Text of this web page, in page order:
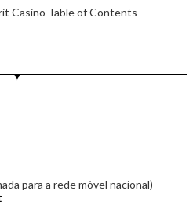
Casino Table of Contents
para a rede móvel nacional)